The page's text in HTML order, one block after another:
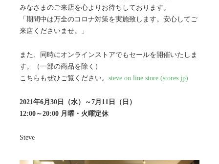
みなさまのご来店を心よりお待ちしております。
「期間中は万全のコロナ対策を実施致します。安心してご
来店くださいませ。」
また、同時にオンラインストアでもセールを開催いたしま
す。（一部の商品を除く）
こちらもぜひご覧ください。steve on line store (stores.jp)
2021年6月30日（水）～7月11日（日）
12:00～20:00 月曜・火曜定休
Steve